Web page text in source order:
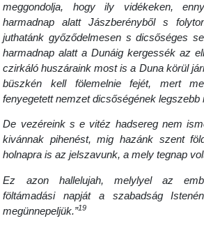
meggondolja, hogy ily vidékeken,
harmadnap alatt Jászberényből s
juthatánk győződelmesen s dicsőséges
harmadnap alatt a Dunáig kergessék az
czirkáló huszáraink most is a Duna körül
büszkén kell fölemelnie fejét, mert
fenyegetett nemzet dicsőségének legszebb
De vezéreink s e vitéz hadsereg nem
kivánnak pihenést, mig hazánk szent
holnapra is az jelszavunk, a mely tegnap
Ez azon hallelujah, melylyel az
föltámadási napját a szabadság
megünnepeljük.”19